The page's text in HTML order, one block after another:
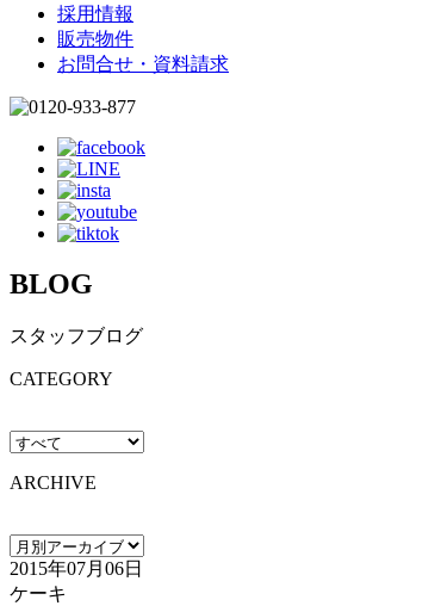
採用情報
販売物件
お問合せ・資料請求
BLOG
スタッフブログ
CATEGORY
ARCHIVE
2015年07月06日
ケーキ